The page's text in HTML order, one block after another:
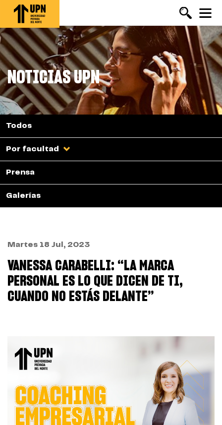
Pasar
contenido
principal
NOTICIAS UPN
Todos
Por facultad
Prensa
Galerías
Martes 18 Jul, 2023
VANESSA CARABELLI: “LA MARCA
PERSONAL ES LO QUE DICEN DE TI,
CUANDO NO ESTÁS DELANTE”